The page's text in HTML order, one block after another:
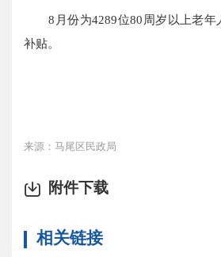
8月份为4289位80周岁以上老年
补贴。
来源：马尾区民政局
附件下载
相关链接